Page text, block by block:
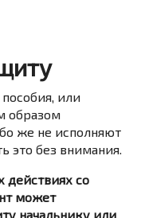
или
образом
же не исполняют
это без внимания.
со
может
начальнику или